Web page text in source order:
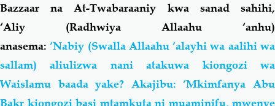
Bazzaar na At-Twabaraaniy kwa sanad sahihi,
‘Aliy (Radhwiya Allaahu ‘anhu)
anasema:‘Nabiy (Swalla Allaahu ‘alayhi wa aalihi wa
sallam)aliulizwa nani atakuwa kiongozi wa
Waislamu baada yake? Akajibu: ‘Mkimfanya Abu
Bakr kiongozi basi mtamkuta ni muaminifu, mwenye